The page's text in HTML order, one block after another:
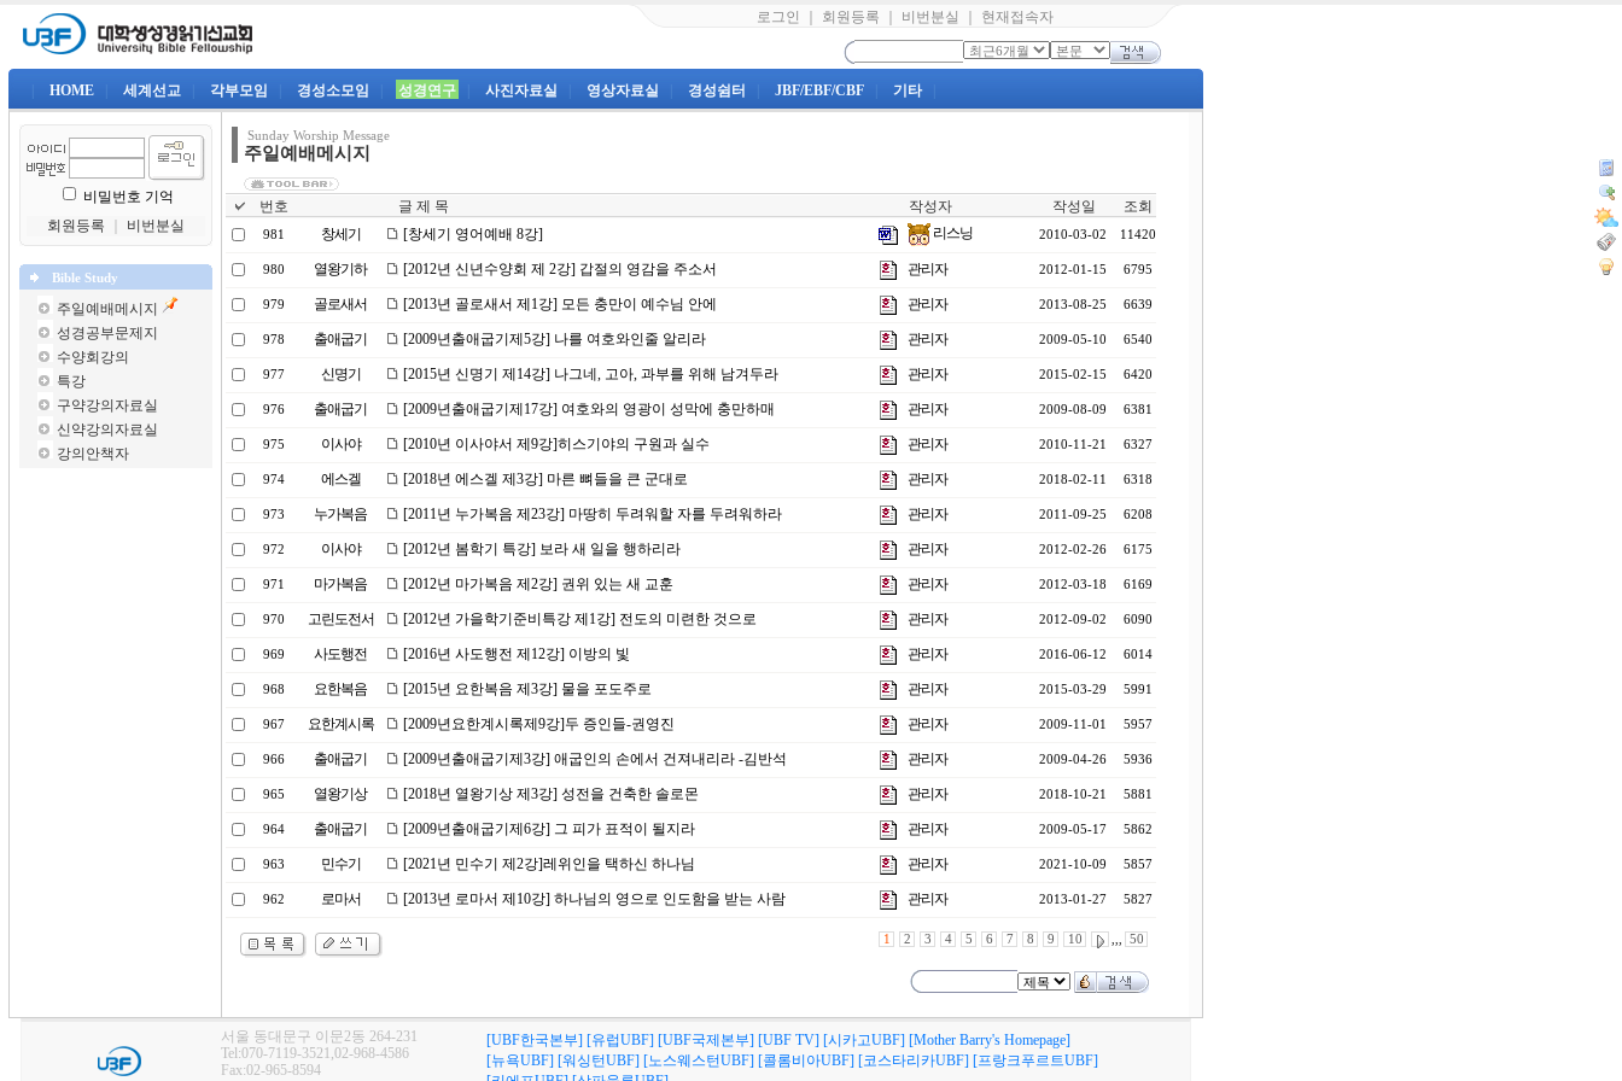
로그인 회원등록 비번분실 현재접속자
HOME 세계선교 각부모임 경성소모임 성경연구 사진자료실 영상자료실 경성쉼터 JBF/EBF/CBF 기타
비밀번호 기억
회원등록
비번분실
Bible Study
주일예배메시지
성경공부문제지
수양회강의
특강
구약강의자료실
신약강의자료실
강의안책자
Sunday Worship Message
주일예배메시지
번호 글 제 목 작성자 작성일 조회
981 창세기 [창세기 영어예배 8강] 리스닝 2010-03-02 11420
980 열왕기하 [2012년 신년수양회 제 2강] 갑절의 영감을 주소서 관리자 2012-01-15 6795
979 골로새서 [2013년 골로새서 제1강] 모든 충만이 예수님 안에 관리자 2013-08-25 6639
978 출애굽기 [2009년출애굽기제5강] 나를 여호와인줄 알리라 관리자 2009-05-10 6540
977 신명기 [2015년 신명기 제14강] 나그네, 고아, 과부를 위해 남겨두라 관리자 2015-02-15 6420
976 출애굽기 [2009년출애굽기제17강] 여호와의 영광이 성막에 충만하매 관리자 2009-08-09 6381
975 이사야 [2010년 이사야서 제9강]히스기야의 구원과 실수 관리자 2010-11-21 6327
974 에스겔 [2018년 에스겔 제3강] 마른 뼈들을 큰 군대로 관리자 2018-02-11 6318
973 누가복음 [2011년 누가복음 제23강] 마땅히 두려워할 자를 두려워하라 관리자 2011-09-25 6208
972 이사야 [2012년 봄학기 특강] 보라 새 일을 행하리라 관리자 2012-02-26 6175
971 마가복음 [2012년 마가복음 제2강] 권위 있는 새 교훈 관리자 2012-03-18 6169
970 고린도전서 [2012년 가을학기준비특강 제1강] 전도의 미련한 것으로 관리자 2012-09-02 6090
969 사도행전 [2016년 사도행전 제12강] 이방의 빛 관리자 2016-06-12 6014
968 요한복음 [2015년 요한복음 제3강] 물을 포도주로 관리자 2015-03-29 5991
967 요한계시록 [2009년요한계시록제9강]두 증인들-권영진 관리자 2009-11-01 5957
966 출애굽기 [2009년출애굽기제3강] 애굽인의 손에서 건져내리라 -김반석 관리자 2009-04-26 5936
965 열왕기상 [2018년 열왕기상 제3강] 성전을 건축한 솔로몬 관리자 2018-10-21 5881
964 출애굽기 [2009년출애굽기제6강] 그 피가 표적이 될지라 관리자 2009-05-17 5862
963 민수기 [2021년 민수기 제2강]레위인을 택하신 하나님 관리자 2021-10-09 5857
962 로마서 [2013년 로마서 제10강] 하나님의 영으로 인도함을 받는 사람 관리자 2013-01-27 5827
1 2 3 4 5 6 7 8 9 10 ,,, 50
서울 동대문구 이문2동 264-231
Tel:070-7119-3521,02-968-4586
Fax:02-965-8594
[UBF한국본부] [유럽UBF] [UBF국제본부] [UBF TV] [시카고UBF] [Mother Barry's Homepage]
[뉴욕UBF] [워싱턴UBF] [노스웨스턴UBF] [콜롬비아UBF] [코스타리카UBF] [프랑크푸르트UBF]